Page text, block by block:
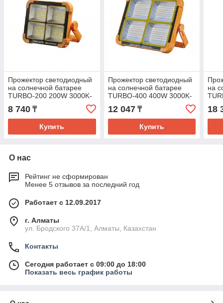
Прожектор светодиодный
на солнечной батарее
TURBO-200 200W 3000K-
4200K-6400K
8 740 ₸
Купить
Прожектор светодиодный
на солнечной батарее
TURBO-400 400W 3000K-
4200K-6400K
12 047₸
Купить
на
18
О нас
Рейтинг не сформирован
Менее 5 отзывов за последний год
Работает с 12.09.2017
г. Алматы
ул. Бродского 37А/1, Алматы, Казахстан
Контакты
Сегодня работает с 09:00 до 18:00
Показать весь график работы